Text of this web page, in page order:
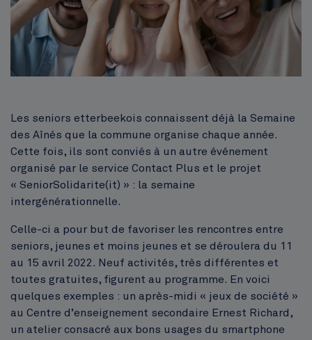
Corps
Les seniors etterbeekois connaissent déjà la Semaine
des Aînés que la commune organise chaque année.
Cette fois, ils sont conviés à un autre événement
organisé par le service Contact Plus et le projet
« SeniorSolidarite(it) » : la semaine
intergénérationnelle.
Celle-ci a pour but de favoriser les rencontres entre
seniors, jeunes et moins jeunes et se déroulera du 11
au 15 avril 2022. Neuf activités, très différentes et
toutes gratuites, figurent au programme. En voici
quelques exemples : un après-midi « jeux de société »
au Centre d’enseignement secondaire Ernest Richard,
un atelier consacré aux bons usages du smartphone